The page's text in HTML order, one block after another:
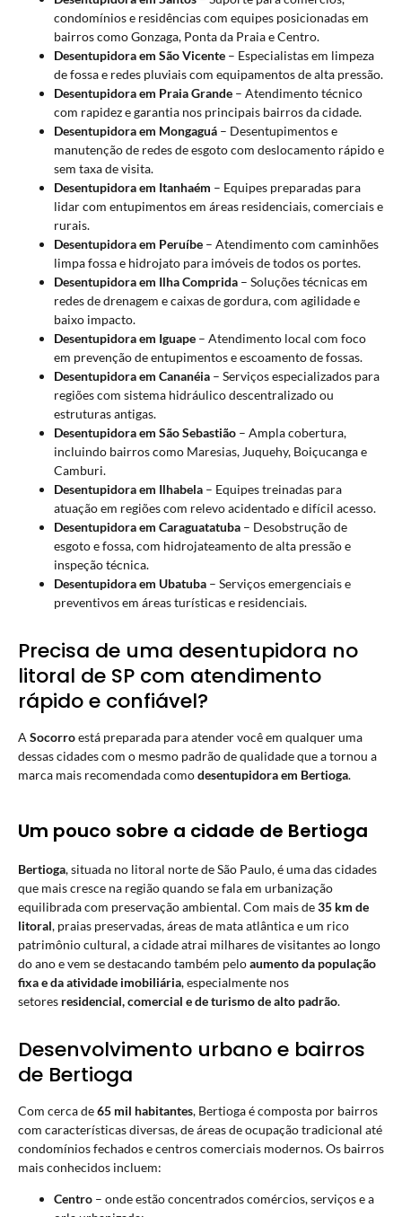
condomínios e residências com equipes posicionadas em
bairros como Gonzaga, Ponta da Praia e Centro.
Desentupidora em São Vicente – Especialistas em limpeza
de fossa e redes pluviais com equipamentos de alta pressão.
Desentupidora em Praia Grande – Atendimento técnico
com rapidez e garantia nos principais bairros da cidade.
Desentupidora em Mongaguá – Desentupimentos e
manutenção de redes de esgoto com deslocamento rápido e
sem taxa de visita.
Desentupidora em Itanhaém – Equipes preparadas para
lidar com entupimentos em áreas residenciais, comerciais e
rurais.
Desentupidora em Peruíbe – Atendimento com caminhões
limpa fossa e hidrojato para imóveis de todos os portes.
Desentupidora em Ilha Comprida – Soluções técnicas em
redes de drenagem e caixas de gordura, com agilidade e
baixo impacto.
Desentupidora em Iguape – Atendimento local com foco
em prevenção de entupimentos e escoamento de fossas.
Desentupidora em Cananéia – Serviços especializados para
regiões com sistema hidráulico descentralizado ou
estruturas antigas.
Desentupidora em São Sebastião – Ampla cobertura,
incluindo bairros como Maresias, Juquehy, Boiçucanga e
Camburi.
Desentupidora em Ilhabela – Equipes treinadas para
atuação em regiões com relevo acidentado e difícil acesso.
Desentupidora em Caraguatatuba – Desobstrução de
esgoto e fossa, com hidrojateamento de alta pressão e
inspeção técnica.
Desentupidora em Ubatuba – Serviços emergenciais e
preventivos em áreas turísticas e residenciais.
Precisa de uma desentupidora no
litoral de SP com atendimento
rápido e confiável?
A Socorroestá preparada para atender você em qualquer uma
dessas cidades com o mesmo padrão de qualidade que a tornou a
marca mais recomendada comodesentupidora em Bertioga.
Um pouco sobre a cidade de Bertioga
Bertioga, situada no litoral norte de São Paulo, é uma das cidades
que mais cresce na região quando se fala em urbanização
equilibrada com preservação ambiental. Com mais de35 km de
litoral, praias preservadas, áreas de mata atlântica e um rico
patrimônio cultural, a cidade atrai milhares de visitantes ao longo
do ano e vem se destacando também peloaumento da população
fixa e da atividade imobiliária, especialmente nos
setores residencial, comercial e de turismo de alto padrão.
Desenvolvimento urbano e bairros
de Bertioga
Com cerca de65 mil habitantes, Bertioga é composta por bairros
com características diversas, de áreas de ocupação tradicional até
condomínios fechados e centros comerciais modernos. Os bairros
mais conhecidos incluem:
Centro – onde estão concentrados comércios, serviços e a